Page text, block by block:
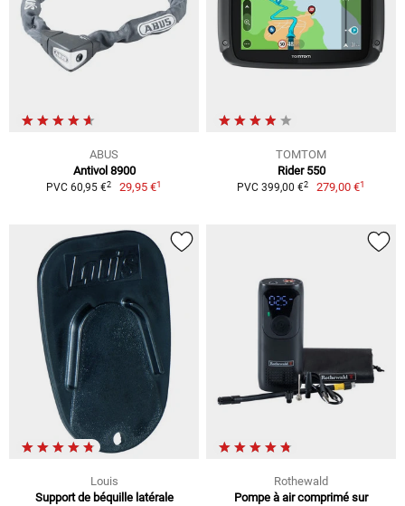
ABUS
Antivol 8900
PVC 60,95 €2 29,95 €1
TOMTOM
Rider 550
PVC 399,00 €2 279,00 €1
Louis
Support de béquille latérale
Rothewald
Pompe à air comprimé sur